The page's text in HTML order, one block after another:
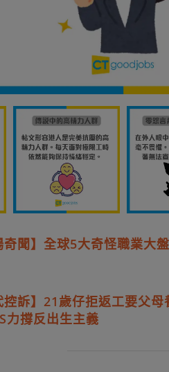
聞】全球5大奇怪職業大
訴】21歲仔拒返工要父
力撐反出生主義